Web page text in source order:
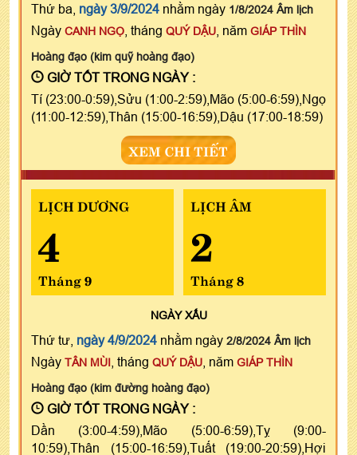
Thứ ba, ngày 3/9/2024 nhằm ngày 1/8/2024 Âm lịch
Ngày CANH NGỌ , tháng QUÝ DẬU , năm GIÁP THÌN
Hoàng đạo (kim quỹ hoàng đạo)
GIỜ TỐT TRONG NGÀY :
Tí (23:00-0:59),Sửu (1:00-2:59),Mão (5:00-6:59),Ngọ
(11:00-12:59),Thân (15:00-16:59),Dậu (17:00-18:59)
XEM CHI TIẾT
LỊCH DƯƠNG
4
Tháng 9
LỊCH ÂM
2
Tháng 8
NGÀYXẤU
Thứ tư, ngày 4/9/2024 nhằm ngày 2/8/2024 Âm lịch
Ngày TÂN MÙI , tháng QUÝ DẬU , năm GIÁP THÌN
Hoàng đạo (kim đường hoàng đạo)
GIỜ TỐT TRONG NGÀY :
Dần (3:00-4:59),Mão (5:00-6:59),Tỵ (9:00-
10:59),Thân (15:00-16:59),Tuất (19:00-20:59),Hợi